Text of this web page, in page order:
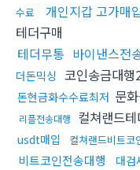
수료
개인지갑 고가매
테더구매
테더무통 바이낸스전
더돈믹싱 코인송금대행
돈현금화수수료최저 문
리플전송대행 컬쳐랜드
usdt매입 컬쳐랜드비트코
비트코인전송대행 대검